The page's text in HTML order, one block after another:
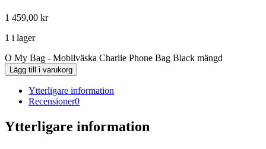
1 459,00 kr
1 i lager
O My Bag - Mobilväska Charlie Phone Bag Black mängd
Lägg till i varukorg
Ytterligare information
Recensioner0
Ytterligare information